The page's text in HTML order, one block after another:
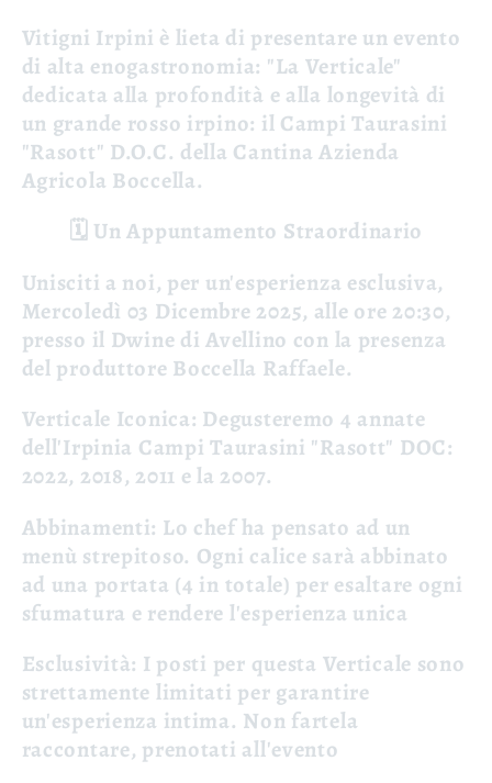
Vitigni Irpini è lieta di presentare un evento
di alta enogastronomia: "La Verticale"
dedicata alla profondità e alla longevità di
un grande rosso irpino: il Campi Taurasini
"Rasott" D.O.C. della Cantina Azienda
Agricola Boccella.
🗓️ Un Appuntamento Straordinario
Unisciti a noi, per un'esperienza esclusiva,
Mercoledì 03 Dicembre 2025, alle ore 20:30,
presso il Dwine di Avellino con la presenza
del produttore Boccella Raffaele.
Verticale Iconica: Degusteremo 4 annate
dell'Irpinia Campi Taurasini "Rasott" DOC:
2022, 2018, 2011 e la 2007.
Abbinamenti: Lo chef ha pensato ad un
menù strepitoso. Ogni calice sarà abbinato
ad una portata (4 in totale) per esaltare ogni
sfumatura e rendere l'esperienza unica
Esclusività: I posti per questa Verticale sono
strettamente limitati per garantire
un'esperienza intima. Non fartela
raccontare, prenotati all'evento